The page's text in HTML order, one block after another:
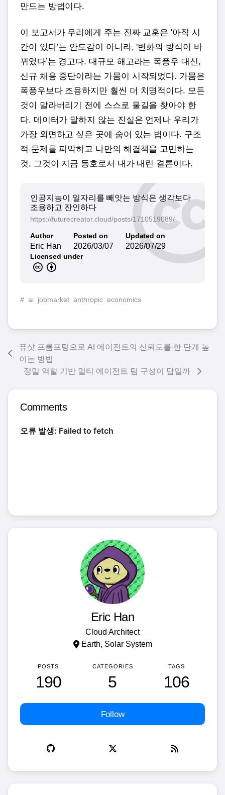
만드는 방법이다.
이 보고서가 우리에게 주는 진짜 교훈은 '아직 시
간이 있다’는 안도감이 아니라, '변화의 방식이 바
뀌었다’는 경고다. 대규모 해고라는 폭풍우 대신,
신규 채용 중단이라는 가뭄이 시작되었다. 가뭄은
폭풍우보다 조용하지만 훨씬 더 치명적이다. 모든
것이 말라버리기 전에 스스로 물길을 찾아야 한
다. 데이터가 말하지 않는 진실은 언제나 우리가
가장 외면하고 싶은 곳에 숨어 있는 법이다. 구조
적 문제를 파악하고 나만의 해결책을 고민하는
것, 그것이 지금 동호로서 내가 내린 결론이다.
인공지능이 일자리를 빼앗는 방식은 생각보다
조용하고 잔인하다
https://futurecreator.cloud/posts/1710519089/
Author
Eric Han
Posted on
2026/03/07
Updated on
2026/07/29
Licensed under
# ai jobmarket anthropic economics
퓨샷 프롬프팅으로 AI 에이전트의 신뢰도를 한 단계 높
이는 방법
정말 역할 기반 멀티 에이전트 팀 구성이 답일까
Comments
Eric Han
Cloud Architect
Earth, Solar System
POSTS
190
CATEGORIES
5
TAGS
106
Follow